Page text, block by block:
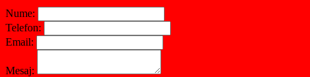
Nume:
Telefon:
Email:
Mesaj: